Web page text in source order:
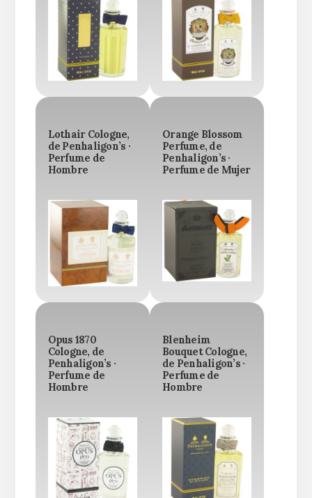
Lothair Cologne,
de Penhaligon’s ·
Perfume de
Hombre
Orange Blossom
Perfume, de
Penhaligon’s ·
Perfume de Mujer
Opus 1870
Cologne, de
Penhaligon’s ·
Perfume de
Hombre
Blenheim
Bouquet Cologne,
de Penhaligon’s ·
Perfume de
Hombre